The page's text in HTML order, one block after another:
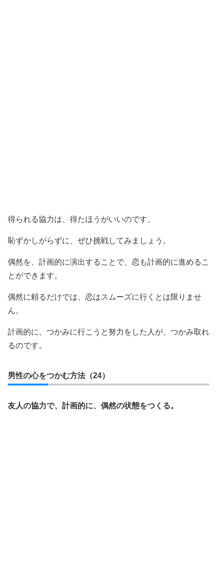
得られる協力は、得たほうがいいのです。
恥ずかしがらずに、ぜひ挑戦してみましょう。
偶然を、計画的に演出することで、恋も計画的に進めるこ
とができます。
偶然に頼るだけでは、恋はスムーズに行くとは限りませ
ん。
計画的に、つかみに行こうと努力をした人が、つかみ取れ
るのです。
男性の心をつかむ方法（24）
友人の協力で、計画的に、偶然の状態をつくる。